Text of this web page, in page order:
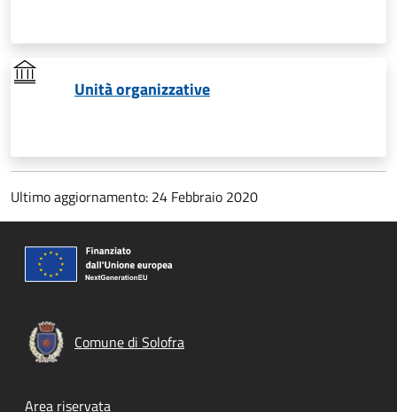
Unità organizzative
Ultimo aggiornamento: 24 Febbraio 2020
Comune di Solofra
Area riservata